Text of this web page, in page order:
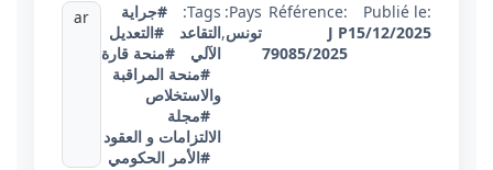
Publié le:
15/12/2025
Référence:
J P
79085/2025
Pays:
تونس,
Tags:
#جراية
التقاعد
#التعديل
الآلي
#منحة قارة
#منحة المراقبة
والاستخلاص
#مجلة
الالتزامات و العقود
#الأمر الحكومي
ar